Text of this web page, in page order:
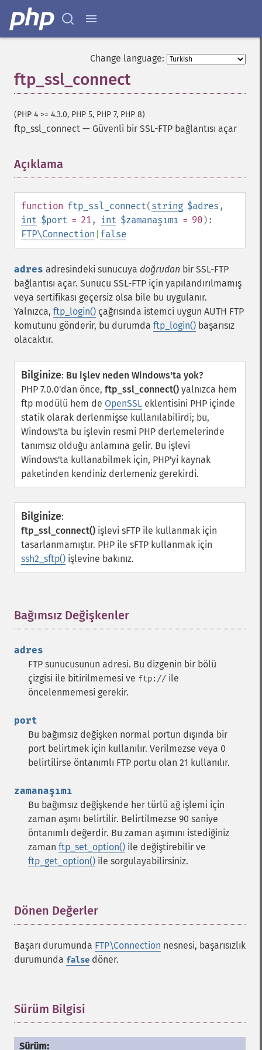
Change language:
ftp_ssl_connect
(PHP 4 >= 4.3.0, PHP 5, PHP 7, PHP 8)
ftp_ssl_connect — Güvenli bir SSL-FTP bağlantısı açar
Açıklama
function ftp_ssl_connect(string $adres ,
int $port = 21, int $zamanaşımı = 90):
FTP\Connection false
adres adresindeki sunucuya doğrudan bir SSL-FTP
bağlantısı açar. Sunucu SSL-FTP için yapılandırılmamış
veya sertifikası geçersiz olsa bile bu uygulanır.
Yalnızca, ftp_login() çağrısında istemci uygun AUTH FTP
komutunu gönderir, bu durumda ftp_login() başarısız
olacaktır.
Bilginize: Bu işlev neden Windows'ta yok?
PHP 7.0.0'dan önce, ftp_ssl_connect() yalnızca hem
ftp modülü hem de OpenSSL eklentisini PHP içinde
statik olarak derlenmişse kullanılabilirdi; bu,
Windows'ta bu işlevin resmi PHP derlemelerinde
tanımsız olduğu anlamına gelir. Bu işlevi
Windows'ta kullanabilmek için, PHP'yi kaynak
paketinden kendiniz derlemeniz gerekirdi.
Bilginize:
ftp_ssl_connect() işlevi sFTP ile kullanmak için
tasarlanmamıştır. PHP ile sFTP kullanmak için
ssh2_sftp() işlevine bakınız.
Bağımsız Değişkenler
adres
FTP sunucusunun adresi. Bu dizgenin bir bölü
çizgisi ile bitirilmemesi ve ftp:// ile
öncelenmemesi gerekir.
port
Bu bağımsız değişken normal portun dışında bir
port belirtmek için kullanılır. Verilmezse veya 0
belirtilirse öntanımlı FTP portu olan 21 kullanılır.
zamanaşımı
Bu bağımsız değişkende her türlü ağ işlemi için
zaman aşımı belirtilir. Belirtilmezse 90 saniye
öntanımlı değerdir. Bu zaman aşımını istediğiniz
zaman ftp_set_option() ile değiştirebilir ve
ftp_get_option() ile sorgulayabilirsiniz.
Dönen Değerler
Başarı durumunda FTP\Connection nesnesi, başarısızlık
durumunda false döner.
Sürüm Bilgisi